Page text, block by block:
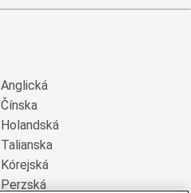
Anglická
Čínska
Holandská
Talianska
Kórejská
Perzská